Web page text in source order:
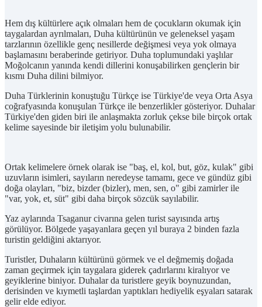
Hem dış kültürlere açık olmaları hem de çocukların okumak için
taygalardan ayrılmaları, Duha kültürünün ve geleneksel yaşam
tarzlarının özellikle genç nesillerde değişmesi veya yok olmaya
başlamasını beraberinde getiriyor. Duha toplumundaki yaşlılar
Moğolcanın yanında kendi dillerini konuşabilirken gençlerin bir
kısmı Duha dilini bilmiyor.
Duha Türklerinin konuştuğu Türkçe ise Türkiye'de veya Orta Asya
coğrafyasında konuşulan Türkçe ile benzerlikler gösteriyor. Duhalar
Türkiye'den giden biri ile anlaşmakta zorluk çekse bile birçok ortak
kelime sayesinde bir iletişim yolu bulunabilir.
Ortak kelimelere örnek olarak ise "baş, el, kol, but, göz, kulak" gibi
uzuvların isimleri, sayıların neredeyse tamamı, gece ve gündüz gibi
doğa olayları, "biz, bizder (bizler), men, sen, o" gibi zamirler ile
"var, yok, et, süt" gibi daha birçok sözcük sayılabilir.
Yaz aylarında Tsaganur civarına gelen turist sayısında artış
görülüyor. Bölgede yaşayanlara geçen yıl buraya 2 binden fazla
turistin geldiğini aktarıyor.
Turistler, Duhaların kültürünü görmek ve el değmemiş doğada
zaman geçirmek için taygalara giderek çadırlarını kiralıyor ve
geyiklerine biniyor. Duhalar da turistlere geyik boynuzundan,
derisinden ve kıymetli taşlardan yaptıkları hediyelik eşyaları satarak
gelir elde ediyor.